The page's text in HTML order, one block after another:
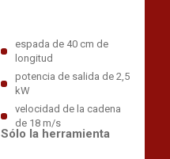
espada de 40 cm de
longitud
potencia de salida de 2,5
kW
velocidad de la cadena
de 18 m/s
Sólo la herramienta